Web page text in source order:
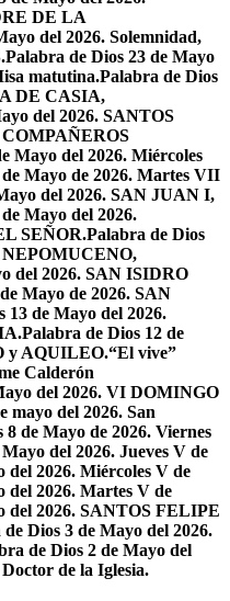
DE LA
del 2026. Solemnidad,
Palabra de Dios 23 de Mayo
matutina.Palabra de Dios
DE CASIA,
del 2026. SANTOS
Mayo del 2026. Miércoles
Mayo de 2026. Martes VII
del 2026. SAN JUAN I,
Mayo del 2026.
SEÑOR.Palabra de Dios
NEPOMUCENO,
del 2026. SAN ISIDRO
Mayo de 2026. SAN
13 de Mayo del 2026.
Palabra de Dios 12 de
y AQUILEO.“El vive”
Calderón
del 2026. VI DOMINGO
mayo del 2026. San
8 de Mayo de 2026. Viernes
del 2026. Jueves V de
del 2026. Miércoles V de
del 2026. Martes V de
del 2026. SANTOS FELIPE
Dios 3 de Mayo del 2026.
de Dios 2 de Mayo del
de la Iglesia.